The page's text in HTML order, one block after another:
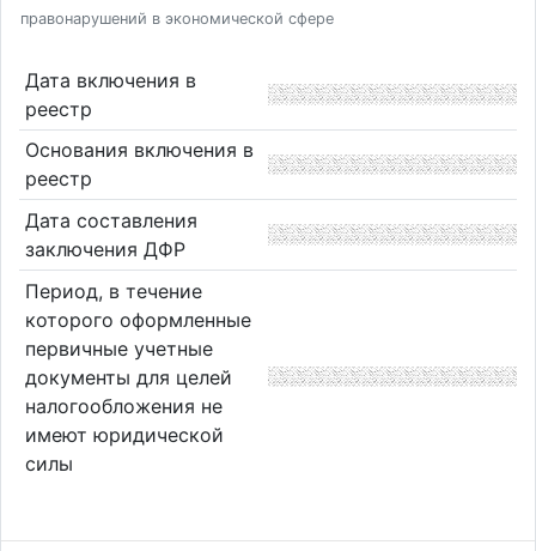
правонарушений в экономической сфере
Дата включения в
реестр
Основания включения в
реестр
Дата составления
заключения ДФР
Период, в течение
которого оформленные
первичные учетные
документы для целей
налогообложения не
имеют юридической
силы